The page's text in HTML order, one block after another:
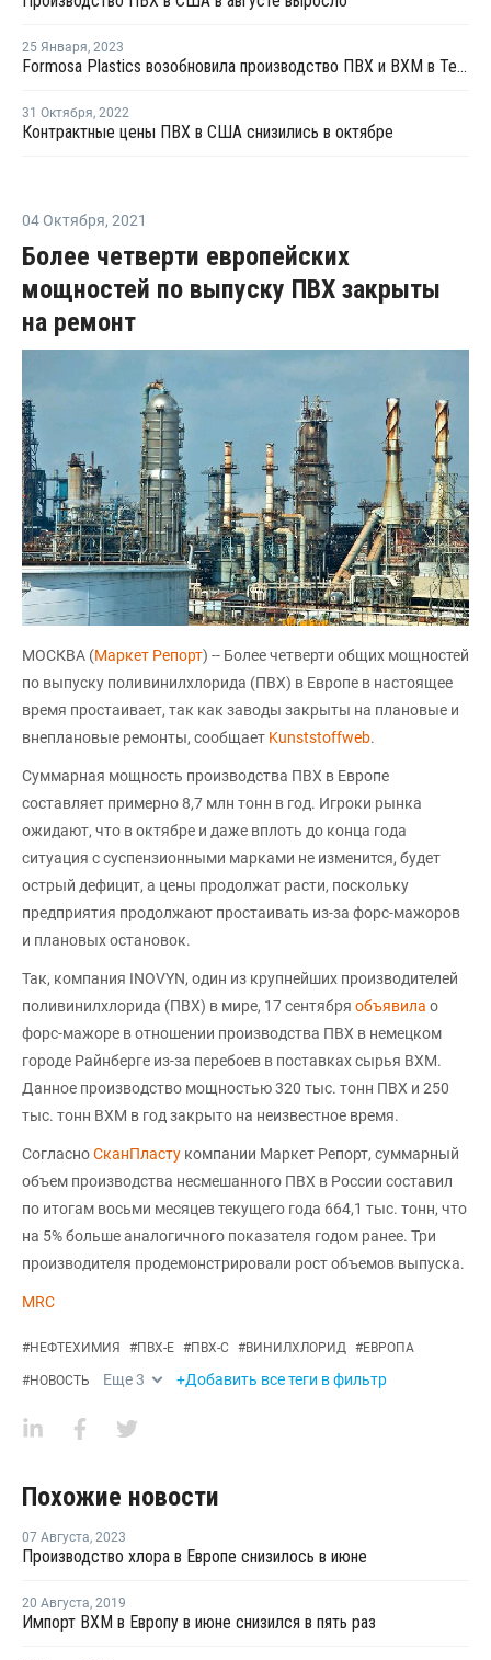
25 Января, 2023
Formosa Plastics возобновила производство ПВХ и ВХМ в Техасе
31 Октября, 2022
Контрактные цены ПВХ в США снизились в октябре
04 Октября, 2021
Более четверти европейских
мощностей по выпуску ПВХ закрыты
на ремонт
МОСКВА (Маркет Репорт) -- Более четверти общих мощностей
по выпуску поливинилхлорида (ПВХ) в Европе в настоящее
время простаивает, так как заводы закрыты на плановые и
внеплановые ремонты, сообщает Kunststoffweb.
Суммарная мощность производства ПВХ в Европе
составляет примерно 8,7 млн тонн в год. Игроки рынка
ожидают, что в октябре и даже вплоть до конца года
ситуация с суспензионными марками не изменится, будет
острый дефицит, а цены продолжат расти, поскольку
предприятия продолжают простаивать из-за форс-мажоров
и плановых остановок.
Так, компания INOVYN, один из крупнейших производителей
поливинилхлорида (ПВХ) в мире, 17 сентября объявила о
форс-мажоре в отношении производства ПВХ в немецком
городе Райнберге из-за перебоев в поставках сырья ВХМ.
Данное производство мощностью 320 тыс. тонн ПВХ и 250
тыс. тонн ВХМ в год закрыто на неизвестное время.
СогласноСканПласту компании Маркет Репорт, суммарный
объем производства несмешанного ПВХ в России составил
по итогам восьми месяцев текущего года 664,1 тыс. тонн, что
на 5% больше аналогичного показателя годом ранее. Три
производителя продемонстрировали рост объемов выпуска.
MRC
#НЕФТЕХИМИЯ #ПВХ-Е #ПВХ-С #ВИНИЛХЛОРИД #ЕВРОПА
#НОВОСТЬ Еще3 +Добавить все теги в фильтр
Похожие новости
07 Августа, 2023
Производство хлора в Европе снизилось в июне
20 Августа, 2019
Импорт ВХМ в Европу в июне снизился в пять раз